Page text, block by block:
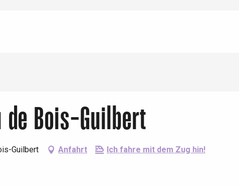
de Bois-Guilbert
Guilbert Anfahrt Ich fahre mit dem Zug hin!